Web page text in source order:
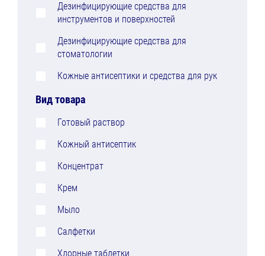
Дезинфицирующие средства для
инструментов и поверхностей
Дезинфицирующие средства для
стоматологии
Кожные антисептики и средства для рук
Вид товара
Готовый раствор
Кожный антисептик
Концентрат
Крем
Мыло
Салфетки
Хлорные таблетки